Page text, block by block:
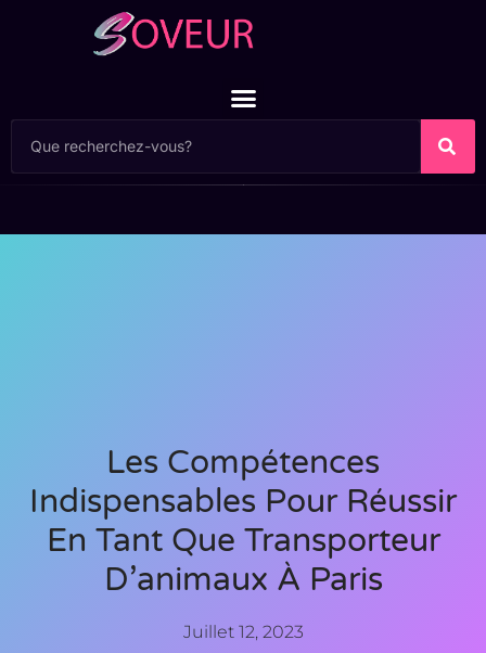
Les Compétences
Indispensables Pour Réussir
En Tant Que Transporteur
D’animaux À Paris
Juillet 12, 2023